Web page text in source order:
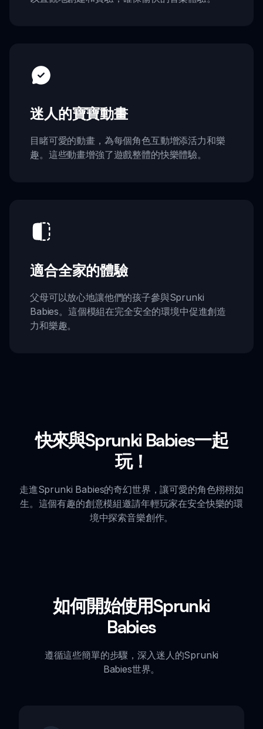
迷人的寶寶動畫
目睹可愛的動畫，為每個角色互動增添活力和樂
趣。這些動畫增強了遊戲整體的快樂體驗。
適合全家的體驗
父母可以放心地讓他們的孩子參與Sprunki
Babies。這個模組在完全安全的環境中促進創造
力和樂趣。
快來與Sprunki Babies一起
玩！
走進Sprunki Babies的奇幻世界，讓可愛的角色栩栩如
生。這個有趣的創意模組邀請年輕玩家在安全快樂的環
境中探索音樂創作。
如何開始使用Sprunki
Babies
遵循這些簡單的步驟，深入迷人的Sprunki
Babies世界。